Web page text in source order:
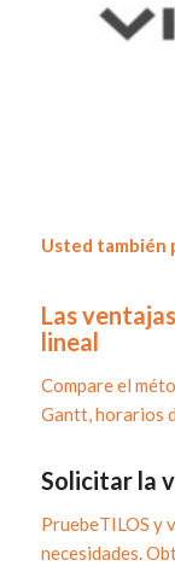
Usted también
Las
lineal
Compare el
Gantt, horarios
Solicitar la
PruebeTILOS y
necesidades.